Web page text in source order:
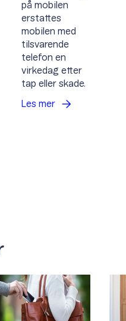
på mobilen
erstattes
mobilen med
tilsvarende
telefon en
virkedag etter
tap eller skade.
Les mer